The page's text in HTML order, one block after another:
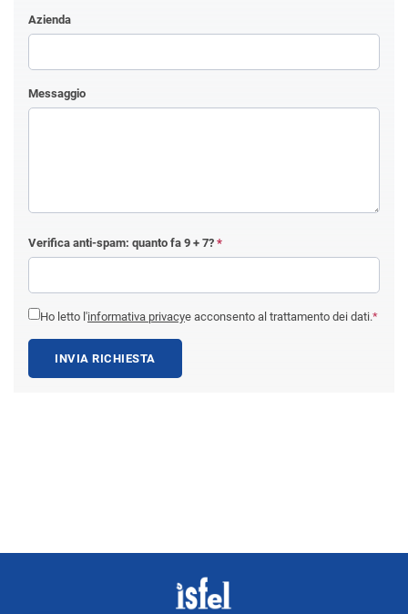
Azienda
Messaggio
Verifica anti-spam: quanto fa 9 + 7? *
Ho letto l'informativa privacye acconsento al trattamento dei dati.*
INVIA RICHIESTA